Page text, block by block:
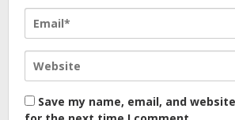
Save my name, email, and